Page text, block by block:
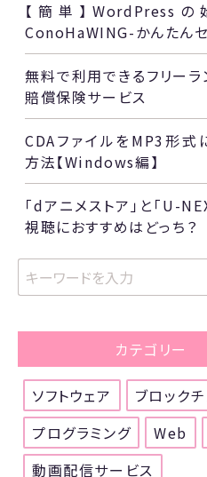
【簡単】WordPressの
ConoHaWING-かんたんセ
無料で利用できるフリーラ
賠償保険サービス
CDAファイルをMP3形式
方法【Windows編】
「dアニメストア」と「U-
視聴におすすめはどっち？
カテゴリー
ソフトウェア
ブロック
プログラミング
Web
動画配信サービス